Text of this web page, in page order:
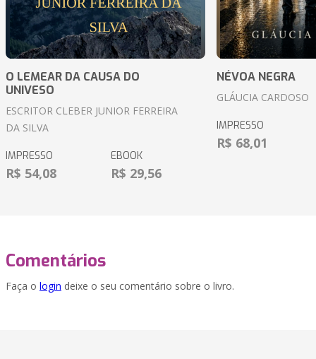
O LEMEAR DA CAUSA DO
UNIVESO
ESCRITOR CLEBER JUNIOR FERREIRA
DA SILVA
IMPRESSO
R$ 54,08
EBOOK
R$ 29,56
NÉVOA NEGRA
GLÁUCIA CARDOSO
IMPRESSO
R$ 68,01
Comentários
Faça o login deixe o seu comentário sobre o livro.